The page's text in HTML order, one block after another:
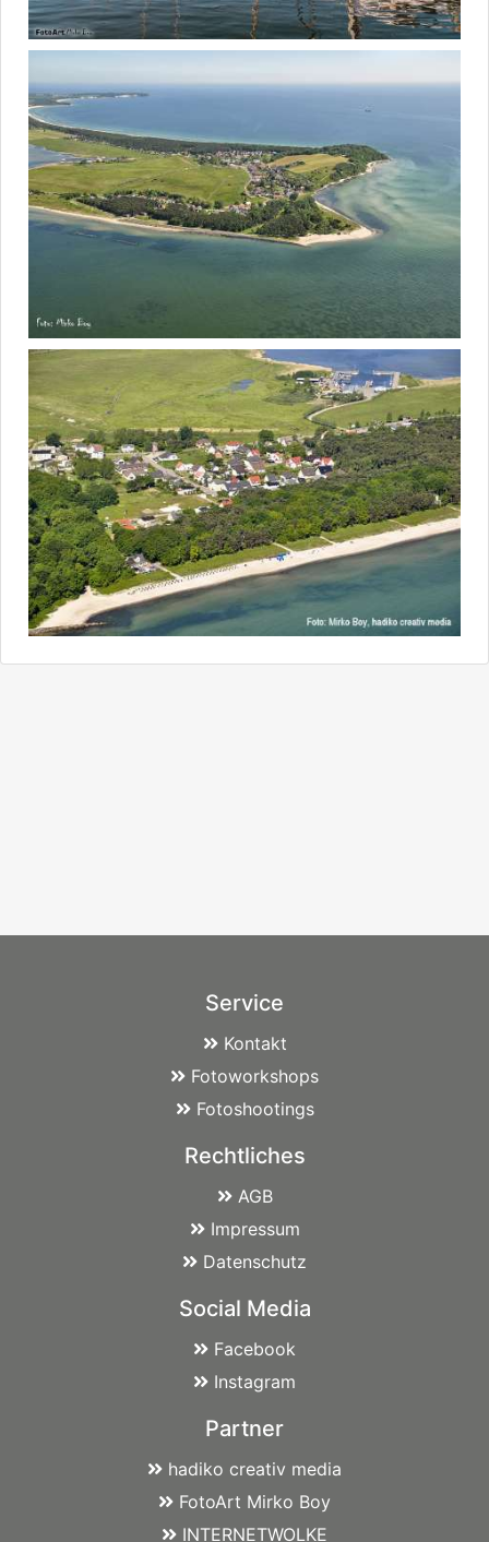
Service
Kontakt
Fotoworkshops
Fotoshootings
Rechtliches
AGB
Impressum
Datenschutz
Social Media
Facebook
Instagram
Partner
hadiko creativ media
FotoArt Mirko Boy
INTERNETWOLKE